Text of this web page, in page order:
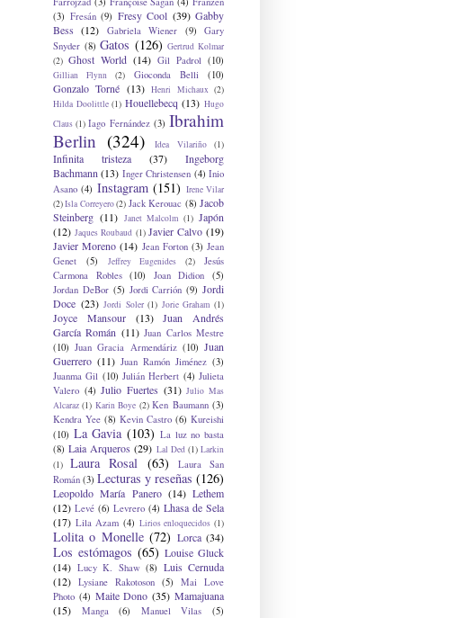
(3) Fresán (9) Fresy Cool (39) Gabby
Bess (12) Gabriela Wiener (9)
Gary
Snyder (8) Gatos (126) Gertrud Kolmar
(2) Ghost World (14) Gil Padrol (10)
Gillian Flynn (2) Gioconda Belli (10)
Gonzalo Torné (13) Henri Michaux (2)
Hilda Doolittle (1) Houellebecq (13) Hugo
Claus (1) Iago Fernández (3) Ibrahim
Berlin (324) Idea Vilariño (1)
Infinita tristeza (37)
Ingeborg
Bachmann (13) Inger Christensen (4) Inio
Asano (4) Instagram (151) Irene Vilar
(2)Isla Correyero(2) Jack Kerouac (8) Jacob
Steinberg (11) Janet Malcolm (1) Japón
(12) Jaques Roubaud (1) Javier Calvo (19)
Javier Moreno (14) Jean Forton (3) Jean
Genet
(5) Jeffrey Eugenides (2)
Jesús
Carmona Robles
(10) Joan Didion
(5)
Jordan DeBor (5) Jordi Carrión (9) Jordi
Doce (23) Jordi Soler (1) Jorie Graham (1)
Joyce Mansour (13)
Juan Andrés
García Román (11) Juan Carlos Mestre
(10) Juan Gracia Armendáriz (10) Juan
Guerrero (11) Juan Ramón Jiménez (3)
Juanma Gil (10) Julián Herbert (4) Julieta
Valero (4) Julio Fuertes (31) Julio Mas
Alcaraz (1) Karin Boye (2) Ken Baumann (3)
Kendra Yee (8) Kevin Castro (6) Kureishi
(10) La Gavia (103) La luz no basta
(8) Laia Arqueros (29) Lal Ded (1) Larkin
(1)
Laura Rosal (63)
Laura San
Román (3) Lecturas y reseñas (126)
Leopoldo María Panero (14) Lethem
(12) Levé (6) Levrero (4) Lhasa de Sela
(17) Lila Azam (4) Lirios enloquecidos (1)
Lolita o Monelle (72) Lorca (34)
Los estómagos (65) Louise Gluck
(14) Lucy K. Shaw (8) Luis Cernuda
(12) Lysiane Rakotoson (5)
Mai Love
Photo (4) Maite Dono (35) Mamajuana
(15)
Manga (6) Manuel Vilas (5)